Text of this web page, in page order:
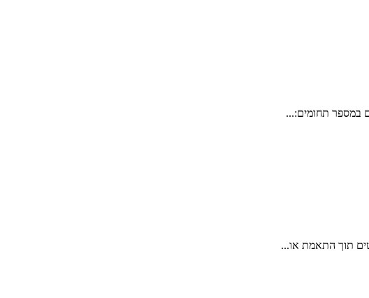
במספר תחומים:...
תוך התאמת או...